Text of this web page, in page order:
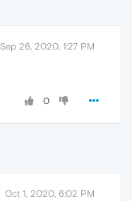
Sep 26, 2020, 1:27 PM
0
Oct 1, 2020, 6:02 PM